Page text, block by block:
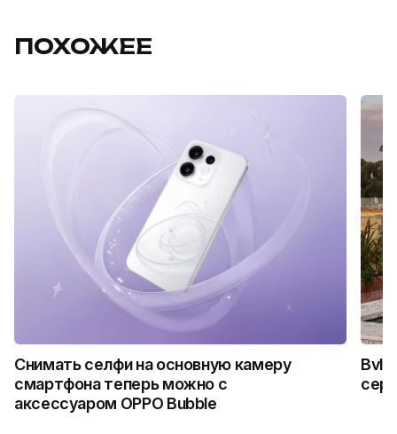
ПОХОЖЕЕ
Снимать селфи на основную камеру
смартфона теперь можно с
аксессуаром OPPO Bubble